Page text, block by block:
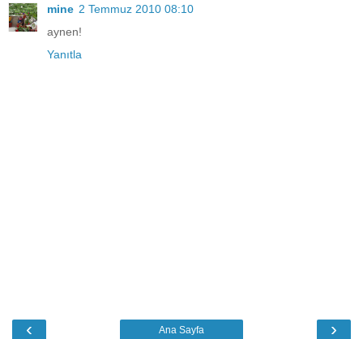
mine 2 Temmuz 2010 08:10
aynen!
Yanıtla
‹ ›
Ana Sayfa